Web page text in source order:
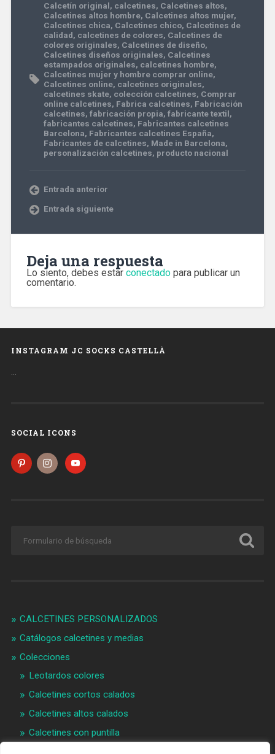
Calcetín original, calcetines, Calcetines altos,
Calcetines altos hombre, Calcetines altos mujer,
Calcetines chica, Calcetines chico, Calcetines de
calidad, calcetines de colores, Calcetines de
colores originales, Calcetines de diseño,
Calcetines diseños originales, Calcetines
estampados originales, calcetines hombre,
Calcetines mujer y hombre comprar online,
Calcetines online, calcetines originales,
calcetines skate, colección calcetines, Comprar
online calcetines, Fabrica calcetines, Fabricación
calcetines, fabricación propia, fabricante textil,
fabricantes calcetines, Fabricantes calcetines
Barcelona, Fabricantes calcetines España,
Fabricantes de calcetines, Made in Barcelona,
personalización calcetines, producto nacional
Entrada anterior
Entrada siguiente
Deja una respuesta
Lo siento, debes estar conectadopara publicar un
comentario.
INSTAGRAM JC SOCKS CASTELLÀ
…
SOCIAL ICONS
CALCETINES PERSONALIZADOS
Catálogos calcetines y medias
Colecciones
Leotardos colores
Calcetines cortos calados
Calcetines altos calados
Calcetines con puntilla